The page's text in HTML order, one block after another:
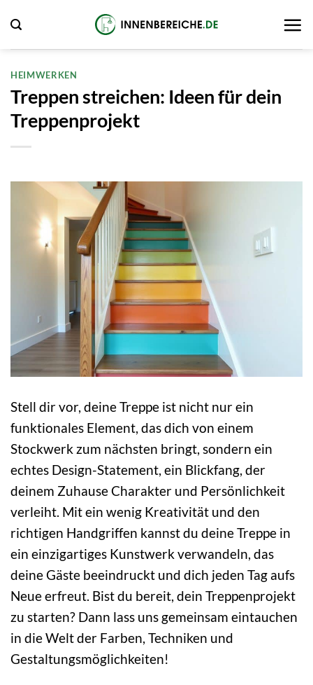
Inhalt
springen
HEIMWERKEN
Treppen streichen: Ideen für dein
Treppenprojekt
Stell dir vor, deine Treppe ist nicht nur ein
funktionales Element, das dich von einem
Stockwerk zum nächsten bringt, sondern ein
echtes Design-Statement, ein Blickfang, der
deinem Zuhause Charakter und Persönlichkeit
verleiht. Mit ein wenig Kreativität und den
richtigen Handgriffen kannst du deine Treppe in
ein einzigartiges Kunstwerk verwandeln, das
deine Gäste beeindruckt und dich jeden Tag aufs
Neue erfreut. Bist du bereit, dein Treppenprojekt
zu starten? Dann lass uns gemeinsam eintauchen
in die Welt der Farben, Techniken und
Gestaltungsmöglichkeiten!